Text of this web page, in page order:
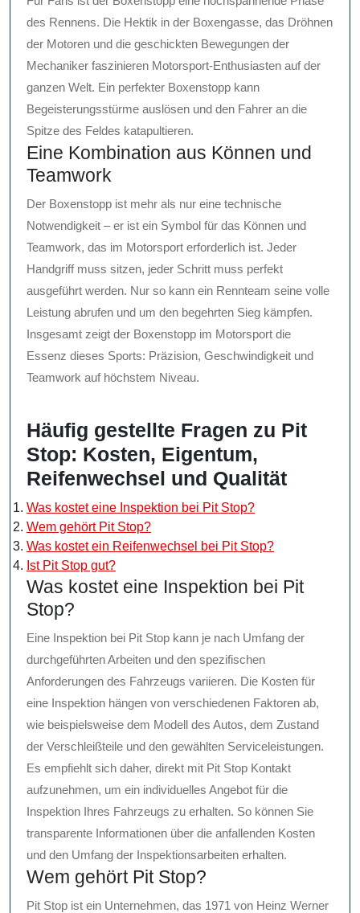
des Rennens. Die Hektik in der Boxengasse, das Dröhnen
der Motoren und die geschickten Bewegungen der
Mechaniker faszinieren Motorsport-Enthusiasten auf der
ganzen Welt. Ein perfekter Boxenstopp kann
Begeisterungsstürme auslösen und den Fahrer an die
Spitze des Feldes katapultieren.
Eine Kombination aus Können und
Teamwork
Der Boxenstopp ist mehr als nur eine technische
Notwendigkeit – er ist ein Symbol für das Können und
Teamwork, das im Motorsport erforderlich ist. Jeder
Handgriff muss sitzen, jeder Schritt muss perfekt
ausgeführt werden. Nur so kann ein Rennteam seine volle
Leistung abrufen und um den begehrten Sieg kämpfen.
Insgesamt zeigt der Boxenstopp im Motorsport die
Essenz dieses Sports: Präzision, Geschwindigkeit und
Teamwork auf höchstem Niveau.
Häufig gestellte Fragen zu Pit
Stop: Kosten, Eigentum,
Reifenwechsel und Qualität
Was kostet eine Inspektion bei Pit Stop?
Wem gehört Pit Stop?
Was kostet ein Reifenwechsel bei Pit Stop?
Ist Pit Stop gut?
Was kostet eine Inspektion bei Pit
Stop?
Eine Inspektion bei Pit Stop kann je nach Umfang der
durchgeführten Arbeiten und den spezifischen
Anforderungen des Fahrzeugs variieren. Die Kosten für
eine Inspektion hängen von verschiedenen Faktoren ab,
wie beispielsweise dem Modell des Autos, dem Zustand
der Verschleißteile und den gewählten Serviceleistungen.
Es empfiehlt sich daher, direkt mit Pit Stop Kontakt
aufzunehmen, um ein individuelles Angebot für die
Inspektion Ihres Fahrzeugs zu erhalten. So können Sie
transparente Informationen über die anfallenden Kosten
und den Umfang der Inspektionsarbeiten erhalten.
Wem gehört Pit Stop?
Pit Stop ist ein Unternehmen, das 1971 von Heinz Werner